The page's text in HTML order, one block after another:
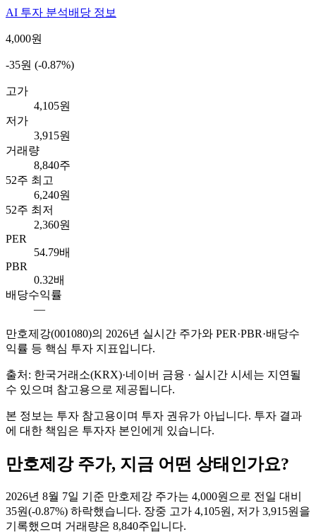
AI 투자 분석배당 정보
4,000원
-35원 (-0.87%)
고가
4,105원
저가
3,915원
거래량
8,840주
52주 최고
6,240원
52주 최저
2,360원
PER
54.79배
PBR
0.32배
배당수익률
—
만호제강(001080)의 2026년 실시간 주가와 PER·PBR·배당수
익률 등 핵심 투자 지표입니다.
출처: 한국거래소(KRX)·네이버 금융 · 실시간 시세는 지연될
수 있으며 참고용으로 제공됩니다.
본 정보는 투자 참고용이며 투자 권유가 아닙니다. 투자 결과
에 대한 책임은 투자자 본인에게 있습니다.
만호제강주가, 지금 어떤 상태인가요?
2026년 8월 7일 기준 만호제강 주가는 4,000원으로 전일 대비
35원(-0.87%) 하락했습니다. 장중 고가 4,105원, 저가 3,915원을
기록했으며 거래량은 8,840주입니다.